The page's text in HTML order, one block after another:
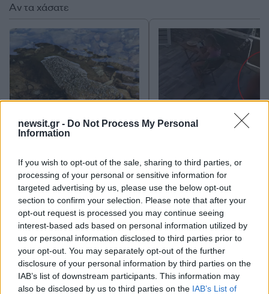
newsit.gr - Do Not Process My Personal
Information
If you wish to opt-out of the sale, sharing to third parties, or
processing of your personal or sensitive information for
targeted advertising by us, please use the below opt-out
section to confirm your selection. Please note that after your
opt-out request is processed you may continue seeing
interest-based ads based on personal information utilized by
us or personal information disclosed to third parties prior to
your opt-out. You may separately opt-out of the further
disclosure of your personal information by third parties on the
IAB’s list of downstream participants. This information may
also be disclosed by us to third parties on the IAB’s List of
Σχόλια
Αν τα χάσατε
Ανησυχία από το ξέσπασμα
με κρούσματα στην Αττική
- «Καμπανάκι» από τον
Ιατρικό Σύλλογο Αθηνών
για την προστασία της
δημόσιας υγείας
πόσο να πληρώσει
ασελγήσει σε
κορίτσι - Το παιδί
αμέριμνο σε αυλή
επιχείρησης